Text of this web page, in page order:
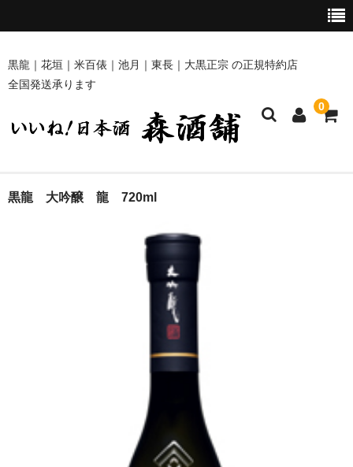
黒龍｜花垣｜米百俵｜池月｜東長｜大黒正宗 の正規特約店
全国発送承ります
0
ホーム
黒龍・九頭龍 [黒龍酒造]
大黒正宗 [安福又四郎商店]
黒龍 大吟醸 龍 720ml